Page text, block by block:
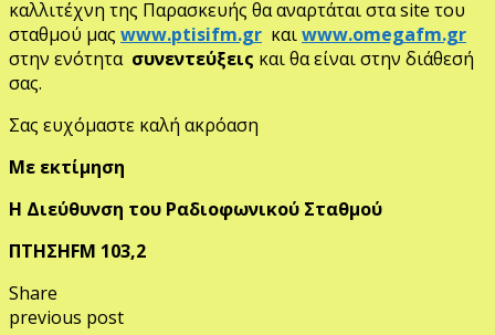
καλλιτέχνη της Παρασκευής θα αναρτάται στα site του
σταθμού μας www.ptisifm.gr καιwww.omegafm.gr
στην ενότητα συνεντεύξεις και θα είναι στην διάθεσή
σας.
Σας ευχόμαστε καλή ακρόαση
Με εκτίμηση
Η Διεύθυνση του Ραδιοφωνικού Σταθμού
ΠΤΗΣΗFM 103,2
Share
previous post